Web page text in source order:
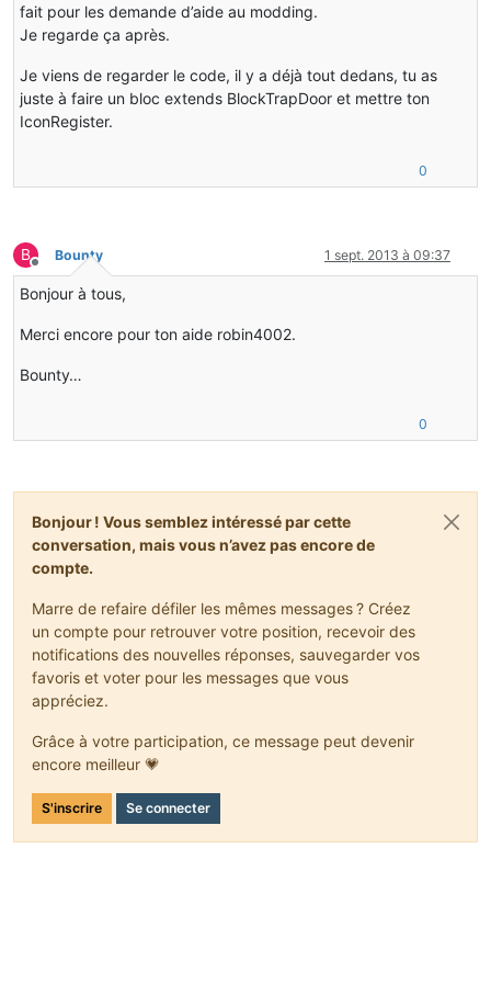
fait pour les demande d’aide au modding.
Je regarde ça après.
Je viens de regarder le code, il y a déjà tout dedans, tu as
juste à faire un bloc extends BlockTrapDoor et mettre ton
IconRegister.
0
B
Hors-ligne
Bounty 1 sept. 2013 à 09:37
Bonjour à tous,
Merci encore pour ton aide robin4002.
Bounty…
0
Bonjour ! Vous semblez intéressé par cette
conversation, mais vous n’avez pas encore de
compte.
Marre de refaire défiler les mêmes messages ? Créez
un compte pour retrouver votre position, recevoir des
notifications des nouvelles réponses, sauvegarder vos
favoris et voter pour les messages que vous
appréciez.
Grâce à votre participation, ce message peut devenir
encore meilleur 💗
S'inscrire Se connecter